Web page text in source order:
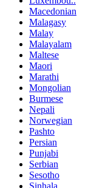
Macedonian
Malagasy
Malay
Malayalam
Maltese
Maori
Marathi
Mongolian
Burmese
Nepali
Norwegian
Pashto
Persian
Punjabi
Serbian
Sesotho
Sinhala